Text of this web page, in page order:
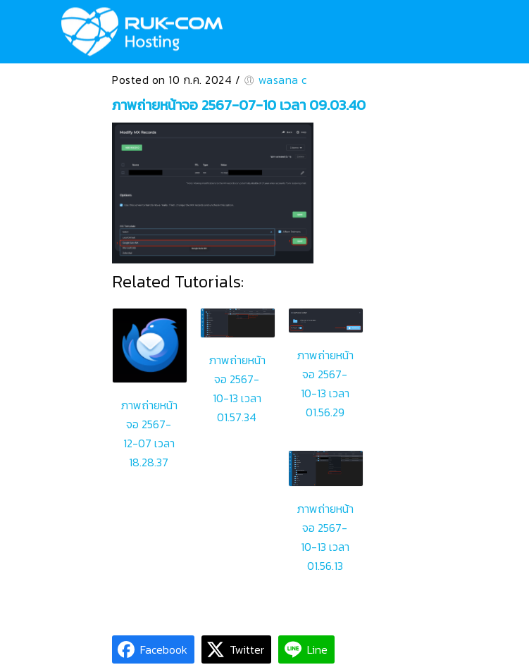
Posted on 10 ก.ค. 2024 / wasana c
ภาพถ่ายหน้าจอ 2567-07-10 เวลา 09.03.40
Related Tutorials:
ภาพถ่ายหน้า
จอ 2567-
12-07 เวลา
18.28.37
ภาพถ่ายหน้า
จอ 2567-
10-13 เวลา
01.57.34
ภาพถ่ายหน้า
จอ 2567-
10-13 เวลา
01.56.29
ภาพถ่ายหน้า
จอ 2567-
10-13 เวลา
01.56.13
Facebook Twitter Line